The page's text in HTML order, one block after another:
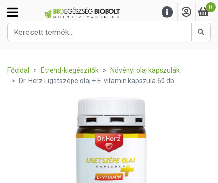
0
Főoldal Étrend-kiegészítők
Növényi olaj kapszulák
Dr. Herz Ligetszépe olaj + E-vitamin kapszula 60 db